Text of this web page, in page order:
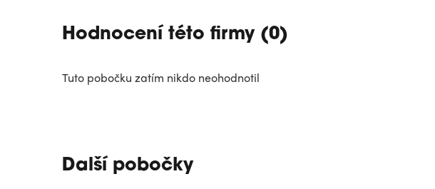
Hodnocení této firmy (0)
Tuto pobočku zatím nikdo neohodnotil
Další pobočky